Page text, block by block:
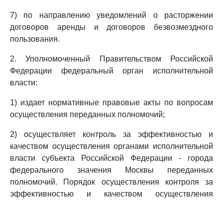
7) по направлению уведомлений о расторжении
договоров аренды и договоров безвозмездного
пользования.
2. Уполномоченный Правительством Российской
Федерации федеральный орган исполнительной
власти:
1) издает нормативные правовые акты по вопросам
осуществления переданных полномочий;
2) осуществляет контроль за эффективностью и
качеством осуществления органами исполнительной
власти субъекта Российской Федерации - города
федерального значения Москвы переданных
полномочий. Порядок осуществления контроля за
эффективностью и качеством осуществления